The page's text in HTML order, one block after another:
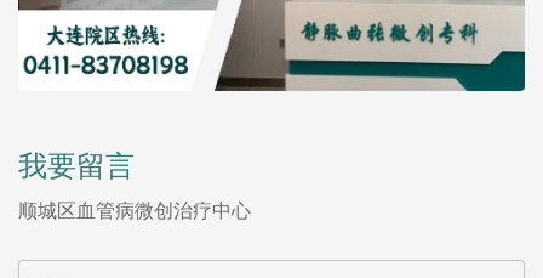
我要留言
顺城区血管病微创治疗中心